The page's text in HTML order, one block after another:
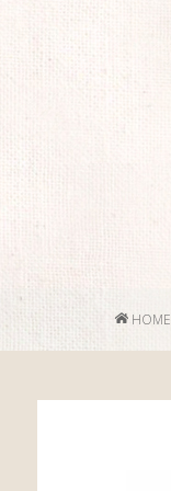
HOME